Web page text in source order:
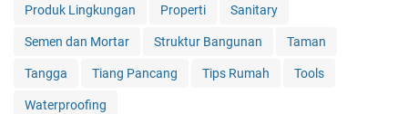
Produk Lingkungan Properti Sanitary
Semen dan Mortar Struktur Bangunan Taman
Tangga Tiang Pancang Tips Rumah Tools
Waterproofing